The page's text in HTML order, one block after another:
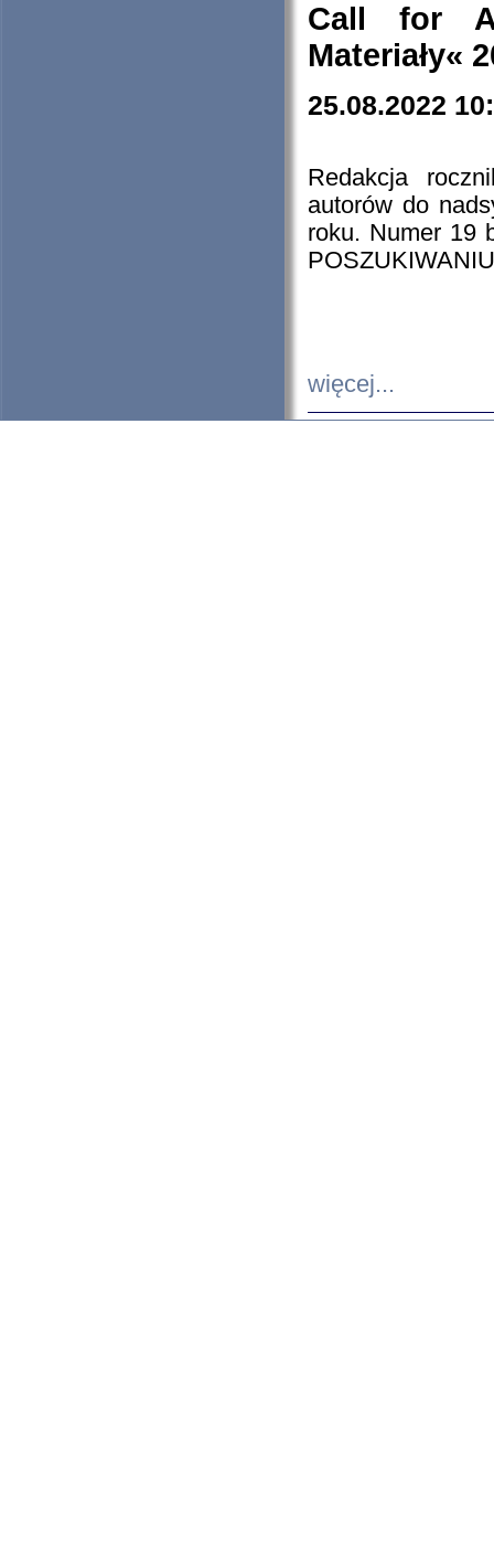
Call for
Materiały«
25.08.2022
Redakcja
autorów do
roku. Numer 19
więcej...